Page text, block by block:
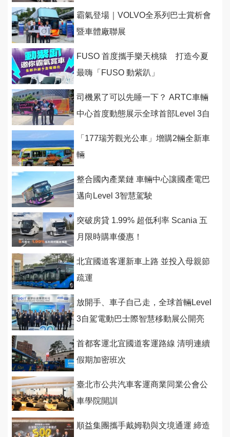
霸氣登場｜VOLVO全系列巴士賞析會
暨車體廠聯展
FUSO 首度攜手樂天桃猿 打造今夏
最嗨「FUSO 動紫趴」
司機累了可以先睡一下？ ARTC車輛
中心首度動態展示全球首部Level 3自
「177瑞芳觀光公車」增購2輛全新車
輛
整合國內產業鏈 車輛中心讓國產電巴
邁向Level 3智慧駕駛
突破房貸 1.99% 超低利率 Scania 五
月限時購車優惠！
北宜國道客運新車上路 並投入母親節
疏運
放開手、車子自己走，全球首輛Level
3自駕電動巴士際智慧移動展公開亮
首都客運北宜國道客運路線 清明連續
假期加密班次
臺北市公共汽車客運商業同業公會公
車學院開訓
順益集團攜手戴姆勒與文境通運 締造